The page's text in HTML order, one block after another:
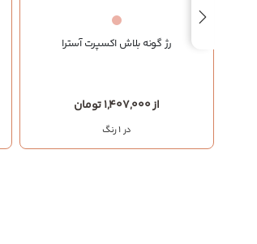
رژ گونه بلاش اکسپرت آسترا
از 1,407,000 تومان
در 1 رنگ